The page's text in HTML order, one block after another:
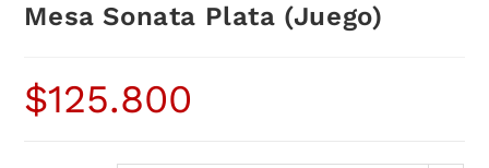
Mesa Sonata Plata (Juego)
$125.800